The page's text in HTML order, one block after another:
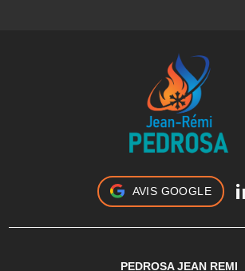
AVIS GOOGLE
PEDROSA JEAN REMI